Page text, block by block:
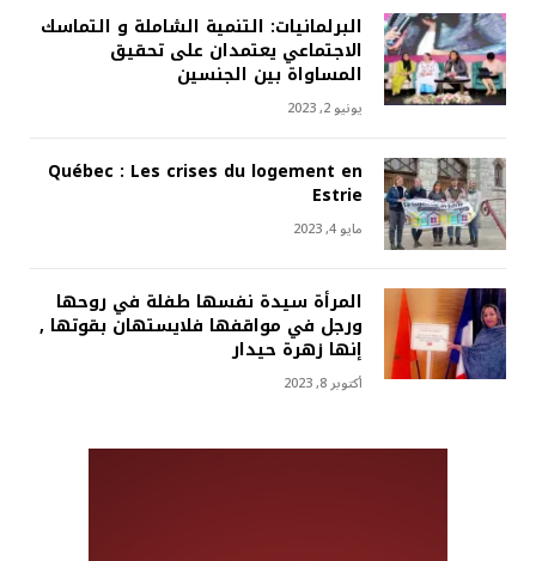
البرلمانيات: التنمية الشاملة و التماسك
الاجتماعي يعتمدان على تحقيق
المساواة بين الجنسين
يونيو 2, 2023
Québec : Les crises du logement en
Estrie
مايو 4, 2023
المرأة سيدة نفسها طفلة في روحها
ورجل في مواقفها فلايستهان بقوتها ,
إنها زهرة حيدار
أكتوبر 8, 2023